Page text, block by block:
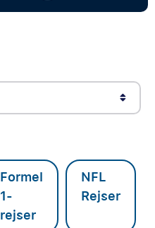
Formel
1-
rejser
NFL
Rejser